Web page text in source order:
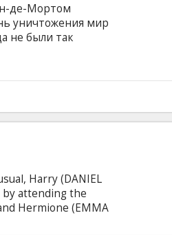
де-Мортом
уничтожения мир
не были так
самым дорогим,
даст ответы
самая успешная
Harry (DANIEL
by attending the
Hermione (EMMA